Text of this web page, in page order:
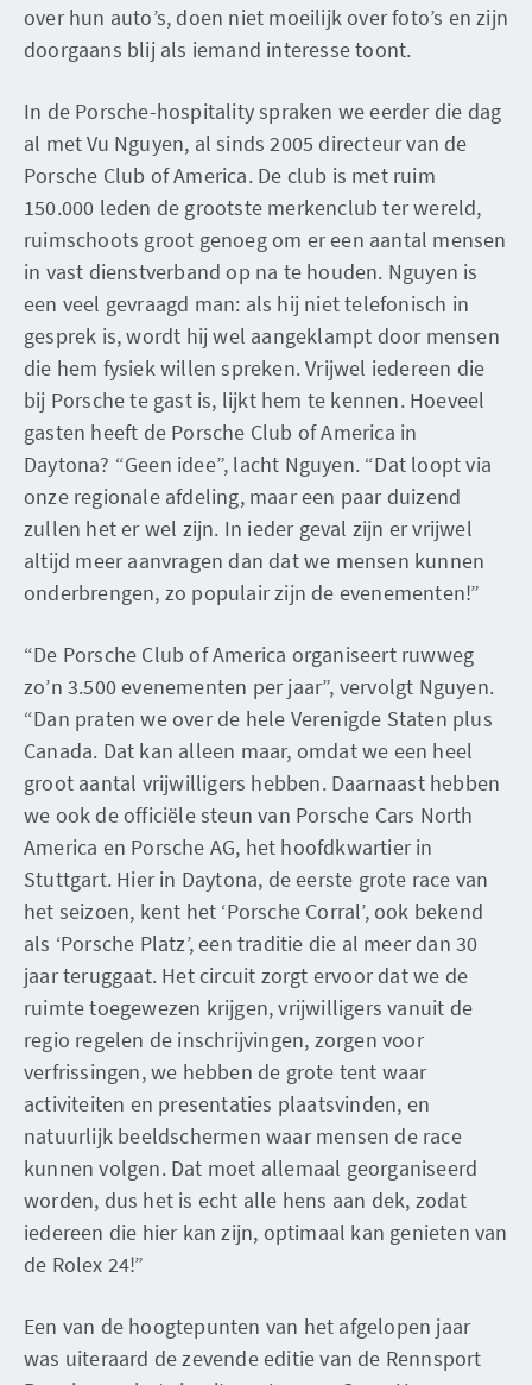
over hun auto’s, doen niet moeilijk over foto’s en zijn
doorgaans blij als iemand interesse toont.
In de Porsche-hospitality spraken we eerder die dag
al met Vu Nguyen, al sinds 2005 directeur van de
Porsche Club of America. De club is met ruim
150.000 leden de grootste merkenclub ter wereld,
ruimschoots groot genoeg om er een aantal mensen
in vast dienstverband op na te houden. Nguyen is
een veel gevraagd man: als hij niet telefonisch in
gesprek is, wordt hij wel aangeklampt door mensen
die hem fysiek willen spreken. Vrijwel iedereen die
bij Porsche te gast is, lijkt hem te kennen. Hoeveel
gasten heeft de Porsche Club of America in
Daytona? “Geen idee”, lacht Nguyen. “Dat loopt via
onze regionale afdeling, maar een paar duizend
zullen het er wel zijn. In ieder geval zijn er vrijwel
altijd meer aanvragen dan dat we mensen kunnen
onderbrengen, zo populair zijn de evenementen!”
“De Porsche Club of America organiseert ruwweg
zo’n 3.500 evenementen per jaar”, vervolgt Nguyen.
“Dan praten we over de hele Verenigde Staten plus
Canada. Dat kan alleen maar, omdat we een heel
groot aantal vrijwilligers hebben. Daarnaast hebben
we ook de officiële steun van Porsche Cars North
America en Porsche AG, het hoofdkwartier in
Stuttgart. Hier in Daytona, de eerste grote race van
het seizoen, kent het ‘Porsche Corral’, ook bekend
als ‘Porsche Platz’, een traditie die al meer dan 30
jaar teruggaat. Het circuit zorgt ervoor dat we de
ruimte toegewezen krijgen, vrijwilligers vanuit de
regio regelen de inschrijvingen, zorgen voor
verfrissingen, we hebben de grote tent waar
activiteiten en presentaties plaatsvinden, en
natuurlijk beeldschermen waar mensen de race
kunnen volgen. Dat moet allemaal georganiseerd
worden, dus het is echt alle hens aan dek, zodat
iedereen die hier kan zijn, optimaal kan genieten van
de Rolex 24!”
Een van de hoogtepunten van het afgelopen jaar
was uiteraard de zevende editie van de Rennsport